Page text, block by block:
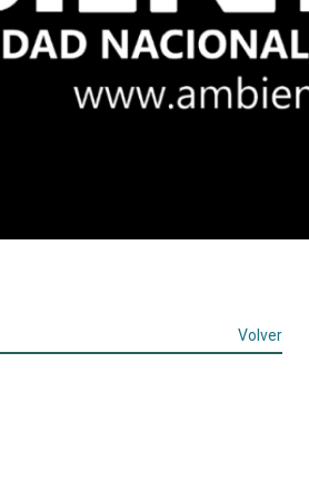
Volver